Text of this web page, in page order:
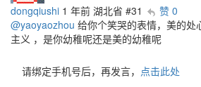
dongqiushi 1 年前 湖北省 #31
赞 0
@yaoyaozhou 给你个笑哭的表情，美的处
主义 ，是你幼稚呢还是美的幼稚呢
请绑定手机号后，再发言， 点击此处